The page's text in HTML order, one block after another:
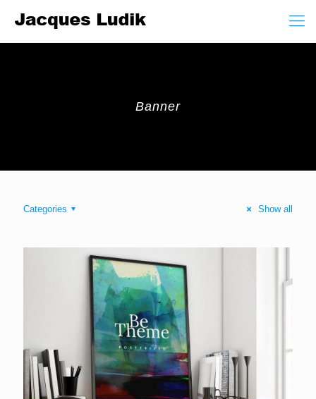
Banner
Categories Show all